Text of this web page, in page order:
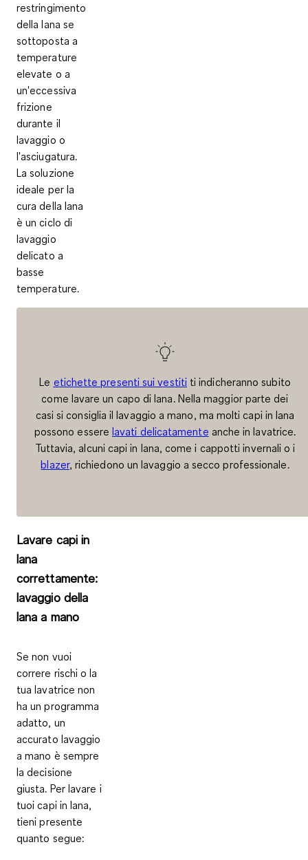
restringimento
della lana se
sottoposta a
temperature
elevate o a
un'eccessiva
frizione
durante il
lavaggio o
l'asciugatura.
La soluzione
ideale per la
cura della lana
è unciclo di
lavaggio
delicato a
basse
temperature.
Le etichette presenti sui vestititi indicheranno subito
come lavare un capo di lana. Nella maggior parte dei
casi si consiglia il lavaggio a mano, ma molti capi in lana
possono essere lavati delicatamente anche in lavatrice.
Tuttavia, alcuni capi in lana, come i cappotti invernali o i
blazer, richiedono un lavaggio a secco professionale.
Lavare capi in
lana
correttamente:
lavaggio della
lana a mano
Se non vuoi
correre rischi o la
tua lavatrice non
ha un programma
adatto, un
accurato lavaggio
a mano è sempre
la decisione
giusta. Per lavare i
tuoi capi in lana,
tieni presente
quanto segue: